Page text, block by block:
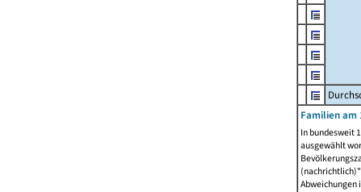
Familien am
In bundesweit
ausgewählt
Abweichungen